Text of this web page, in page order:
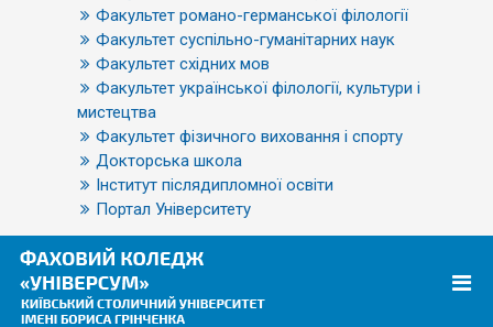
Факультет романо-германської філології
Факультет суспільно-гуманітарних наук
Факультет східних мов
Факультет української філології, культури і
мистецтва
Факультет фізичного виховання і спорту
Докторська школа
Інститут післядипломної освіти
Портал Університету